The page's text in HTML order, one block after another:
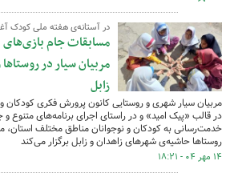
در آستانه‌ی هفته ملی کودک
مسابقات جام
مربیان سیار در
زابل
مربیان سیار شهری و روستایی کانون پرورش فکری کودکان
در قالب «پیک امید» و در راستای اجرای برنامه‌های
خدمت‌رسانی به کودکان و نوجوانان مناطق مختلف استان،
روستاها حاشیه‌ی شهرهای زاهدان و زابل برگزار می‌کند
۱۴ مهر ۰۴ - ۱۸:۲۱